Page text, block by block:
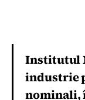
Institutul
industrie
nominali,